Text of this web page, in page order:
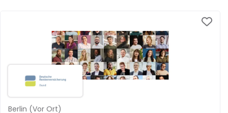
Berlin (Vor Ort)